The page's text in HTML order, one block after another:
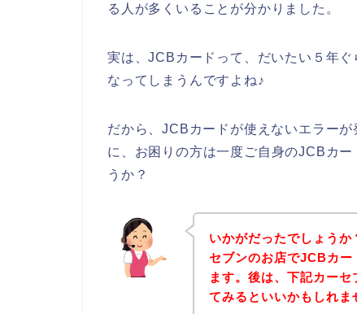
る人が多くいることが分かりました。
実は、JCBカードって、だいたい５年
なってしまうんですよね♪
だから、JCBカードが使えないエラー
に、お困りの方は一度ご自身のJCBカ
うか？
いかがだったでしょう
セブンのお店でJCBカー
ます。後は、下記カー
てみるといいかもしれま